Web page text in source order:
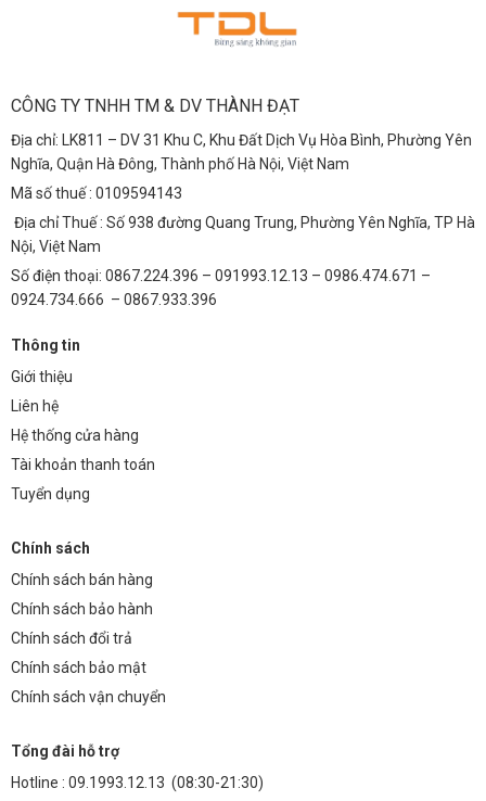
CÔNG TY TNHH TM & DV THÀNH ĐẠT
Địa chỉ: LK811 – DV 31 Khu C, Khu Đất Dịch Vụ Hòa Bình, Phường Yên
Nghĩa, Quận Hà Đông, Thành phố Hà Nội, Việt Nam
Mã số thuế : 0109594143
Địa chỉ Thuế : Số 938 đường Quang Trung, Phường Yên Nghĩa, TP Hà
Nội, Việt Nam
Số điện thoại: 0867.224.396 – 091993.12.13 – 0986.474.671 –
0924.734.666 – 0867.933.396
Thông tin
Giới thiệu
Liên hệ
Hệ thống cửa hàng
Tài khoản thanh toán
Tuyển dụng
Chính sách
Chính sách bán hàng
Chính sách bảo hành
Chính sách đổi trả
Chính sách bảo mật
Chính sách vận chuyển
Tổng đài hỗ trợ
Hotline : 09.1993.12.13 (08:30-21:30)